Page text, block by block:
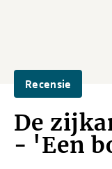
Recensie
De
- 'Een